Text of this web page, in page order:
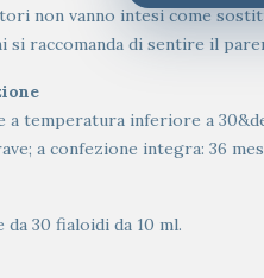
non vanno intesi come
si raccomanda di sentire il
a temperatura inferiore a
a confezione integra: 36
da 30 fialoidi da 10 ml.